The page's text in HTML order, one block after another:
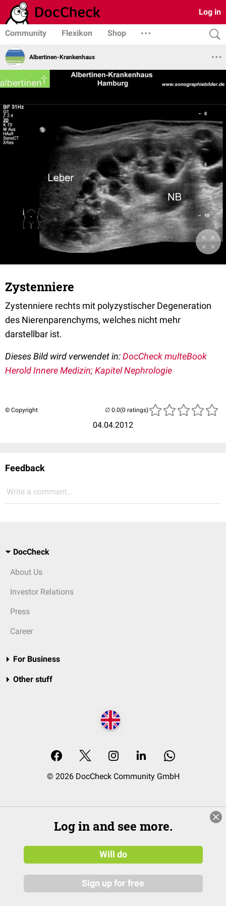
Log in
Community Flexikon Shop
Albertinen-Krankenhaus
Zystenniere
Zystenniere rechts mit polyzystischer Degeneration
des Nierenparenchyms, welches nicht mehr
darstellbar ist.
Dieses Bild wird verwendet in:DocCheck multeBook
Herold Innere Medizin; Kapitel Nephrologie
© Copyright
04.04.2012
(0 ratings)
Feedback
Write a comment...
DocCheck
About Us
Investor Relations
Press
Career
For Business
Other stuff
© 2026 DocCheck Community GmbH
Log in and see more.
Will do
Sign up for free